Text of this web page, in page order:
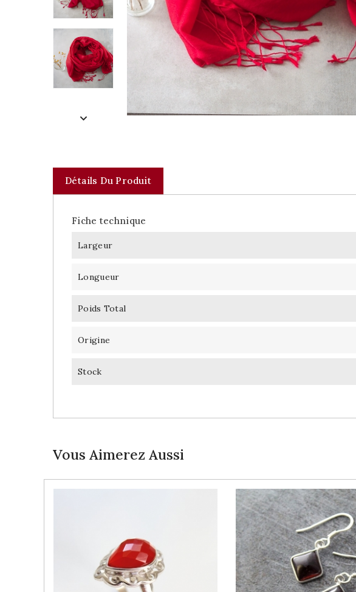
Détails Du Produit
Fiche technique
Largeur
Longueur
Poids Total
Origine
Stock
Vous Aimerez Aussi